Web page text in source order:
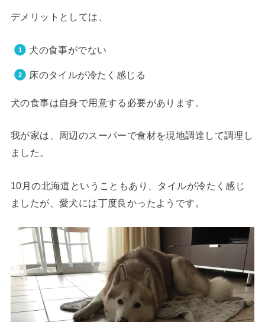
デメリットとしては、
犬の食事がでない
床のタイルが冷たく感じる
犬の食事は自身で用意する必要があります。
我が家は、周辺のスーパーで食材を現地調達して調理し
ました。
10月の北海道ということもあり、タイルが冷たく感じ
ましたが、愛犬には丁度良かったようです。